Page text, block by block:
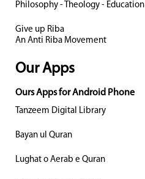
Philosophy - Theology - Education
Give up Riba
An Anti Riba Movement
Our Apps
Ours Apps for Android Phone
Tanzeem Digital Library
Bayan ul Quran
Lughat o Aerab e Quran